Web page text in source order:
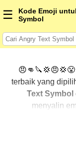
☰
Kode Emoji
Symbol
terbaik yang
Text Symbol
menyalin